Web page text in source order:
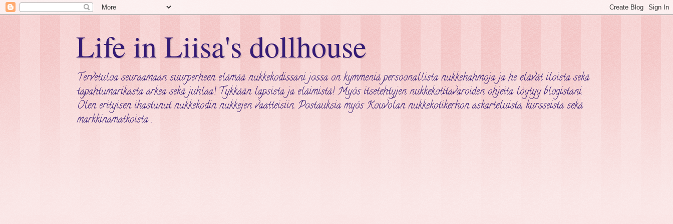
Life in Liisa's dollhouse
Tervetuloa seuraamaan suurperheen elämää nukkekodissani jossa on kymmeniä persoonallista nukkehahmoja ja he elävät iloista sekä
tapahtumarikasta arkea sekä juhlaa! Tykkään lapsista ja eläimistä! Myös itsetehtyjen nukkekotitavaroiden ohjeita löytyy blogistani.
Olen erityisen ihastunut nukkekodin nukkejen vaatteisiin. Postauksia myös Kouvolan nukkekotikerhon askarteluista, kursseista sekä
markkinamatkoista .